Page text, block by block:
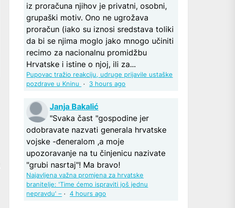
iz proračuna njihov je privatni, osobni,
grupaški motiv. Ono ne ugrožava
proračun (iako su iznosi sredstava toliki
da bi se njima moglo jako mnogo učiniti
recimo za nacionalnu promidžbu
Hrvatske i istine o njoj, ili za...
Pupovac tražio reakciju, udruge prijavile ustaške
pozdrave u Kninu
· 3 hours ago
Janja Bakalić
"Svaka čast "gospodine jer
odobravate nazvati generala hrvatske
vojske -đeneralom ,a moje
upozoravanje na tu činjenicu nazivate
"grubi nasrtaj"! Ma bravo!
Najavljena važna promjena za hrvatske
branitelje: 'Time ćemo ispraviti još jednu
nepravdu' – ·4 hours ago